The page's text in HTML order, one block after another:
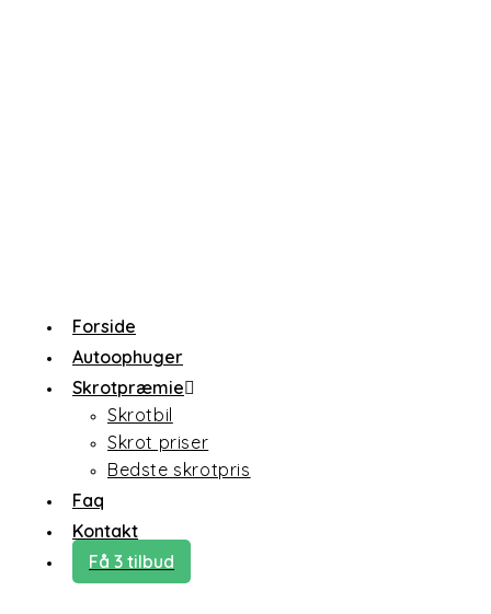
Forside
Autoophuger
Skrotpræmie
Skrotbil
Skrot priser
Bedste skrotpris
Faq
Kontakt
Få 3 tilbud